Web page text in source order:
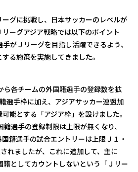
ーグに挑戦し、日本サッカーのレベルが
ーグアジア戦略では以下のポイント
手がＪリーグを目指し活躍できるよう、
る施策を実施してきました。
ら各チームの外国籍選手の登録数を拡
選手枠に加え、アジアサッカー連盟加
能とする「アジア枠」を設けました。
選手の登録制限は上限が無くなり、
国籍選手の試合エントリーは上限Ｊ１・
れましたが、これに追加して、主に
籍としてカウントしないという「Ｊリー